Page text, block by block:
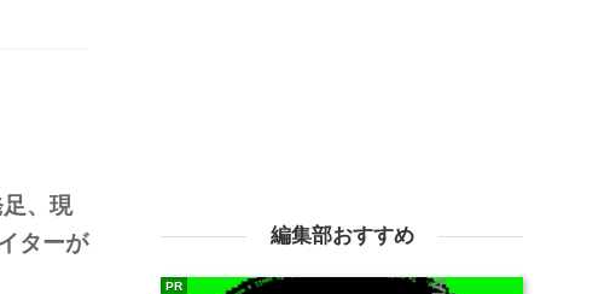
、現
ターが
編集部おすすめ
PR